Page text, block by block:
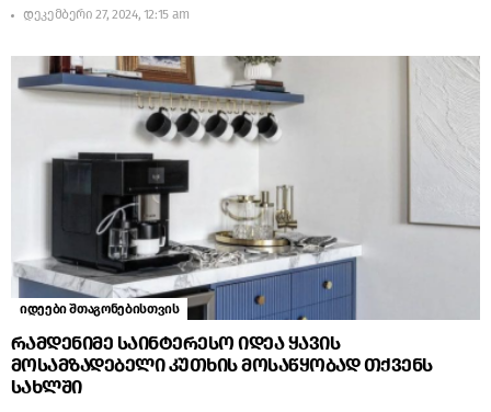
დეკემბერი 27, 2024, 12:15 am
იდეები შთაგონებისთვის
რამდენიმე საინტერესო იდეა ყავის
მოსამზადებელი კუთხის მოსაწყობად თქვენს
სახლში